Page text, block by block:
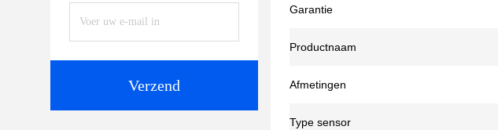
Verzend
Garantie
Productnaam
Afmetingen
Type sensor